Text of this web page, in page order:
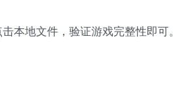
地文件，验证游戏完整性即可。